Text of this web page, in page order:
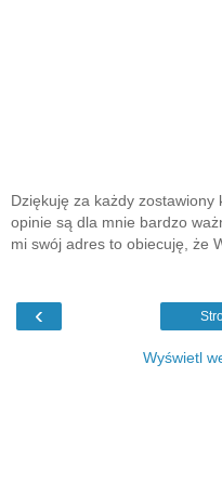
Dziękuję za każdy zostawiony
opinie są dla mnie bardzo
mi swój adres to obiecuję, że
‹
Wyświetl